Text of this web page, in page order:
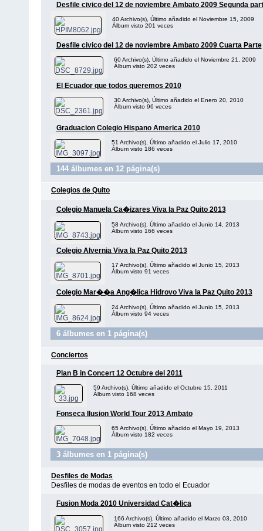
Desfile civico del 12 de noviembre Ambato 2009 Segunda
40 Archivo(s), Último añadido el Noviembre 15, 2009
Álbum visto 201 veces
Desfile civico del 12 de noviembre Ambato 2009 Cuarta Parte
60 Archivo(s), Último añadido el Noviembre 21, 2009
Álbum visto 202 veces
El Ecuador que todos queremos 2010
30 Archivo(s), Último añadido el Enero 20, 2010
Álbum visto 96 veces
Graduacion Colegio Hispano America 2010
51 Archivo(s), Último añadido el Julio 17, 2010
Álbum visto 186 veces
144 álbumes en 12 página(s)
Colegios de Quito
Colegio Manuela Ca�izares Viva la Paz Quito 2013
58 Archivo(s), Último añadido el Junio 14, 2013
Álbum visto 166 veces
Colegio Alvernia Viva la Paz Quito 2013
17 Archivo(s), Último añadido el Junio 15, 2013
Álbum visto 91 veces
Colegio Mar��a Ang�lica Hidrovo Viva la Paz Quito 2013
24 Archivo(s), Último añadido el Junio 15, 2013
Álbum visto 94 veces
6 álbumes en 1 página(s)
Conciertos
Plan B in Concert 12 Octubre del 2011
59 Archivo(s), Último añadido el Octubre 15, 2011
Álbum visto 168 veces
Fonseca Ilusion World Tour 2013 Ambato
65 Archivo(s), Último añadido el Mayo 19, 2013
Álbum visto 182 veces
3 álbumes en 1 página(s)
Desfiles de Modas
Desfiles de modas de eventos en todo el Ecuador
Fusion Moda 2010 Universidad Cat�lica
166 Archivo(s), Último añadido el Marzo 03, 2010
Álbum visto 212 veces